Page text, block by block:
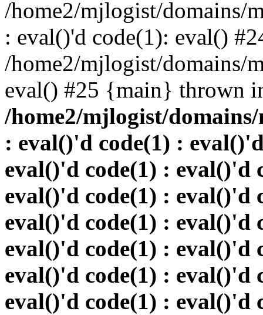
/home2/mjlogist/domains/
: eval()'d code(1): eval()
/home2/mjlogist/domains/
eval() #25 {main} thrown
/home2/mjlogist/
: eval()'d code(1) :
eval()'d code(1) : eval()'d
eval()'d code(1) : eval()'d
eval()'d code(1) : eval()'d
eval()'d code(1) : eval()'d
eval()'d code(1) : eval()'d
eval()'d code(1) : eval()'d